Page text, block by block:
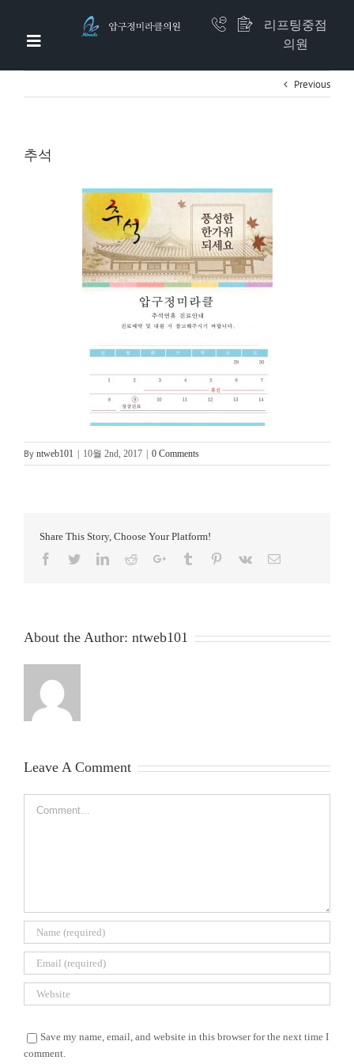
리프팅중점
의원
줄기세포(하버드셀)
쁘띠/면역수액
피부레이저
Previous
추석
By ntweb101 10월 2nd, 2017 0 Comments
Share This Story, Choose Your Platform!
Facebook
TwitterLinkedIn
RedditGoogle+Tumblr Pinterest
Vk Email
About the Author: ntweb101
Leave A Comment
Save my name, email, and website in this browser for the next time I
comment.